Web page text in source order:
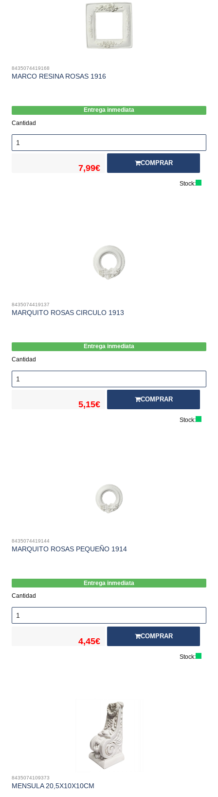
8435074419168
MARCO RESINA ROSAS 1916
Entrega inmediata
Cantidad
7,99€
COMPRAR
Stock:
8435074419137
MARQUITO ROSAS CIRCULO 1913
Entrega inmediata
Cantidad
5,15€
COMPRAR
Stock:
8435074419144
MARQUITO ROSAS PEQUEÑO 1914
Entrega inmediata
Cantidad
4,45€
COMPRAR
Stock:
8435074109373
MENSULA 20,5X10X10CM